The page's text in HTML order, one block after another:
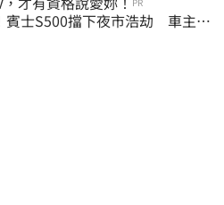
賓士S500擋下夜市浩劫 車主大